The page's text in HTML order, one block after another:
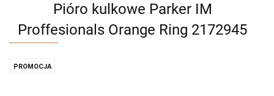
Pióro kulkowe Parker IM
Proffesionals Orange Ring 2172945
PROMOCJA